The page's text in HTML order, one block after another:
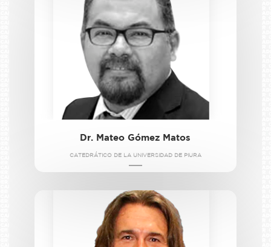
Dr. Mateo Gómez Matos
CATEDRÁTICO DE LA UNIVERSIDAD DE PIURA